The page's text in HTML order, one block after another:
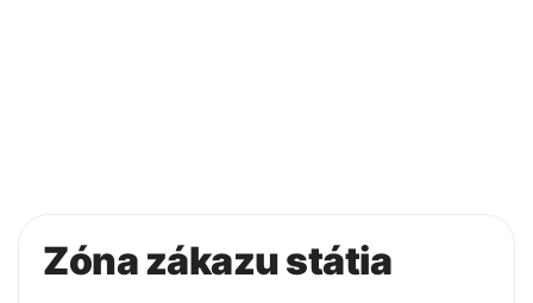
Zóna zákazu státia